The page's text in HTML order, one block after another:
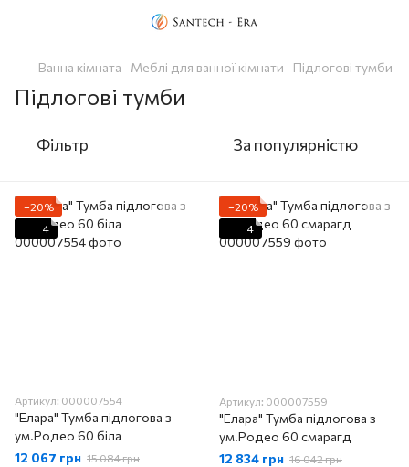
Ванна кімната Меблі для ванної кімнати Підлогові тумби
Підлогові тумби
Фільтр За популярністю
−20%
4
Артикул: 000007554
"Елара" Тумба підлогова з
ум.Родео 60 біла
12 067 грн 15 084 грн
−20%
4
Артикул: 000007559
"Елара" Тумба підлогова з
ум.Родео 60 смарагд
12 834 грн 16 042 грн